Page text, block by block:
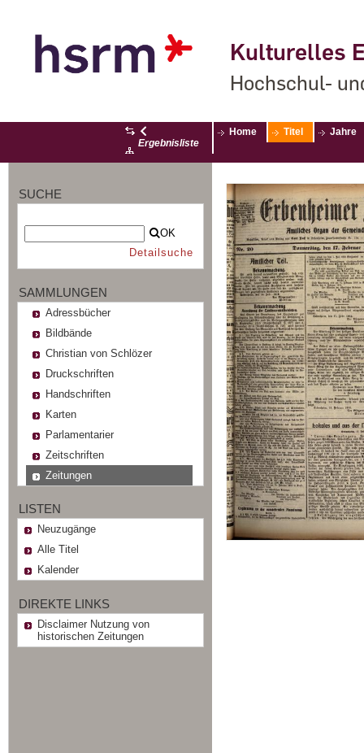
Kulturelles
Hochschul-
Ergebnisliste
Home Titel Jahre
SUCHE
OK
Detailsuche
SAMMLUNGEN
Adressbücher
Bildbände
Christian von Schlözer
Druckschriften
Handschriften
Karten
Parlamentarier
Zeitschriften
Zeitungen
LISTEN
Neuzugänge
Alle Titel
Kalender
DIREKTE LINKS
Disclaimer Nutzung von
historischen Zeitungen